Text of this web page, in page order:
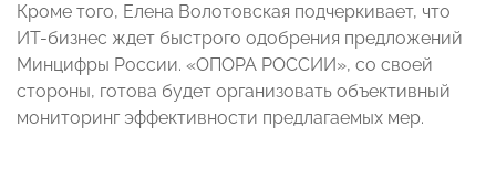
Кроме того, Елена Волотовская подчеркивает, что
ИТ-бизнес ждет быстрого одобрения предложений
Минцифры России. «ОПОРА РОССИИ», со своей
стороны, готова будет организовать объективный
мониторинг эффективности предлагаемых мер.